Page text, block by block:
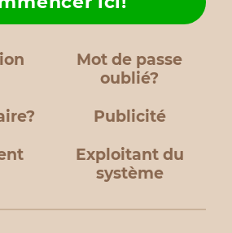
Mot de passe
oublié?
Publicité
Exploitant du
système